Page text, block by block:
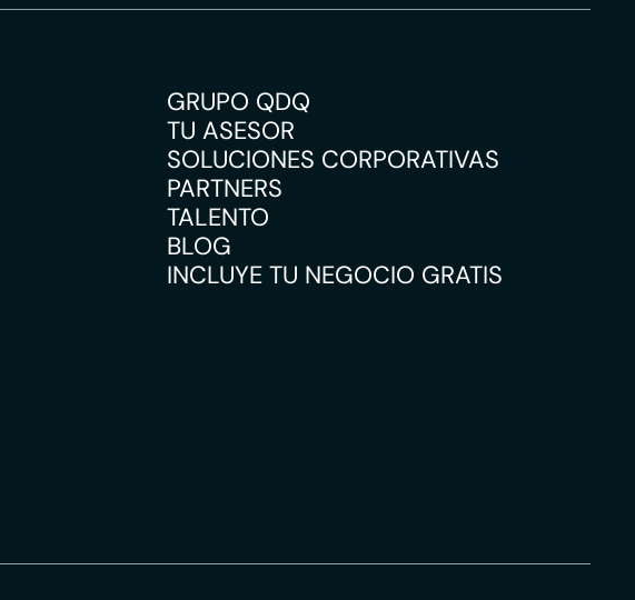
GRUPO QDQ
TU ASESOR
SOLUCIONES CORPORATIVAS
PARTNERS
TALENTO
BLOG
INCLUYE TU NEGOCIO GRATIS